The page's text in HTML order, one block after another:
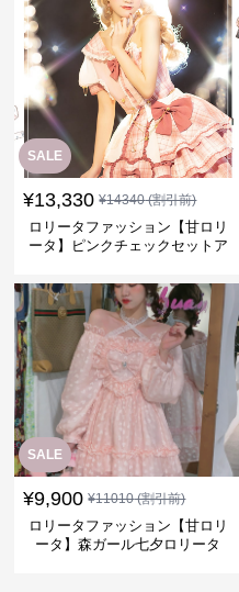
SALE
¥13,330 ¥14340(割引前)
ロリータファッション【甘ロリ
ータ】ピンクチェックセットア
SALE
¥9,900 ¥11010(割引前)
ロリータファッション【甘ロリ
ータ】森ガール七夕ロリータ